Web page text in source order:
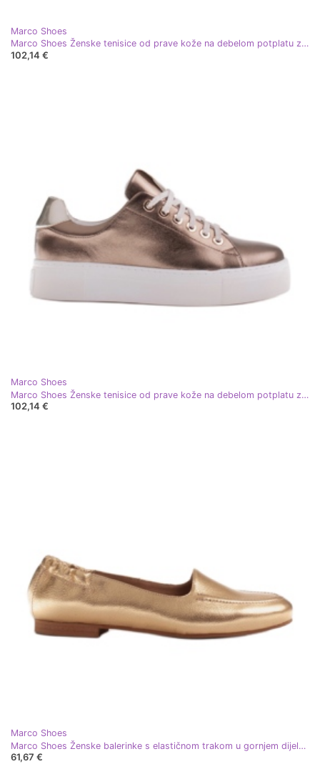
Marco Shoes
Marco Shoes Ženske tenisice od prave kože na debelom potplatu zlatni
102,14 €
Marco Shoes
Marco Shoes Ženske tenisice od prave kože na debelom potplatu zlatni
102,14 €
Marco Shoes
Marco Shoes Ženske balerinke s elastičnom trakom u gornjem dijelu zlatni
61,67 €